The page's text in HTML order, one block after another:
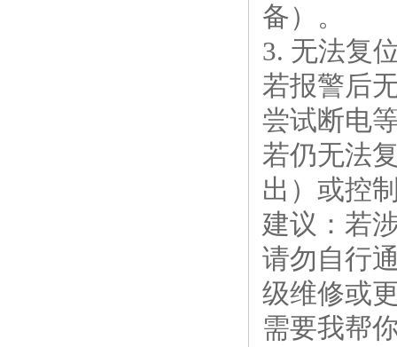
备）。‌‌
3. 无法复
若报警后‌
尝试断电
若仍无法
出）或‌控
建议‌：若
请勿自行
级维修或
需要我帮